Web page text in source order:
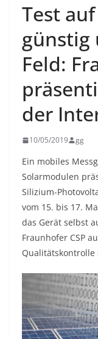
Test
günstig
Feld:
der
10/05/2019 gg
Ein mobiles
Solarmodulen
Silizium-
vom 15. bis 17.
das Gerät selbst
Fraunhofer CSP